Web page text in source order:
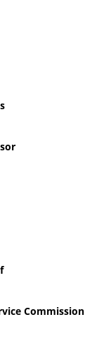
Commission